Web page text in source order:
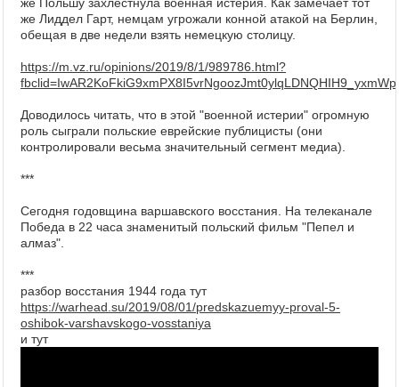
же Лиддел Гарт, немцам угрожали конной атакой на Берлин,
обещая в две недели взять немецкую столицу.
https://m.vz.ru/opinions/2019/8/1/989786.html?
Доводилось читать, что в этой "военной истерии" огромную
роль сыграли польские еврейские публицисты (они
контролировали весьма значительный сегмент медиа).
***
Сегодня годовщина варшавского восстания. На телеканале
Победа в 22 часа знаменитый польский фильм "Пепел и
алмаз".
***
разбор восстания 1944 года тут
https://warhead.su/2019/08/01/predskazuemyy-proval-5-
oshibok-varshavskogo-vosstaniya
и тут